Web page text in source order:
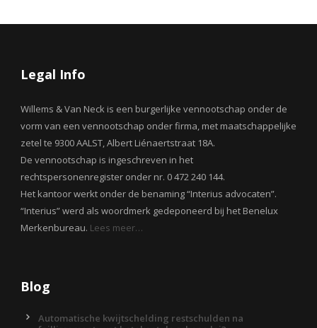
Legal Info
Willems & Van Neck is een burgerlijke vennootschap onder de
vorm van een vennootschap onder firma, met maatschappelijke
zetel te 9300 AALST, Albert Liénaertstraat 18A.
De vennootschap is ingeschreven in het
rechtspersonenregister onder nr. 0 472 240 144.
Het kantoor werkt onder de benaming “Interius advocaten”.
“Interius” werd als woordmerk gedeponeerd bij het Benelux
Merkenbureau. Lees meer…
Blog
Automatische kwijtschelding restschulden na